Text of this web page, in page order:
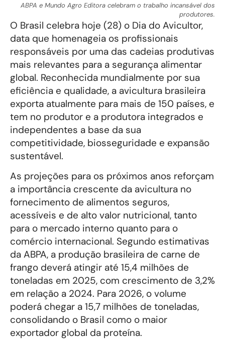
ABPA e Mundo Agro Editora celebram o trabalho incansável dos
produtores.
O Brasil celebra hoje (28) o Dia do Avicultor,
data que homenageia os profissionais
responsáveis por uma das cadeias produtivas
mais relevantes para a segurança alimentar
global. Reconhecida mundialmente por sua
eficiência e qualidade, a avicultura brasileira
exporta atualmente para mais de 150 países, e
tem no produtor e a produtora integrados e
independentes a base da sua
competitividade, biosseguridade e expansão
sustentável.
As projeções para os próximos anos reforçam
a importância crescente da avicultura no
fornecimento de alimentos seguros,
acessíveis e de alto valor nutricional, tanto
para o mercado interno quanto para o
comércio internacional. Segundo estimativas
da ABPA, a produção brasileira de carne de
frango deverá atingir até 15,4 milhões de
toneladas em 2025, com crescimento de 3,2%
em relação a 2024. Para 2026, o volume
poderá chegar a 15,7 milhões de toneladas,
consolidando o Brasil como o maior
exportador global da proteína.